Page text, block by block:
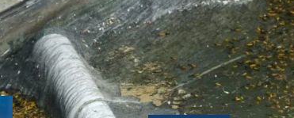
di dunia yang berasal dari sungai amazon.
cepat. Arapaima gigas mengambil oksigen
Ikan in membutuhkan akuarium atau